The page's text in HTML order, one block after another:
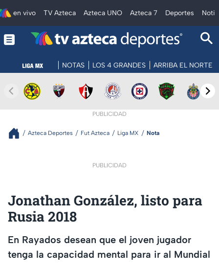
en vivo TV Azteca Azteca UNO Azteca 7 Deportes
NOTAS LOS 4 GRANDES ARRIBA EL NORTE
PUBLICIDAD
Azteca Deportes Fut Azteca Liga MX Nota
PUBLICIDAD
Jonathan González, listo para
Rusia 2018
En Rayados desean que el joven jugador
tenga la capacidad mental para ir al Mundial